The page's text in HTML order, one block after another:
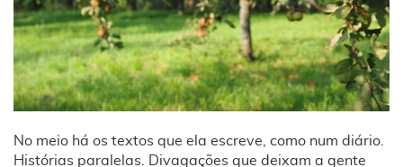
No meio há os textos que ela escreve, como num diário.
Histórias paralelas. Divagações que deixam a gente